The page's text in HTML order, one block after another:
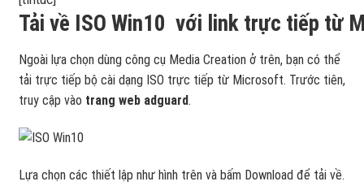
Tải về ISO Win10 với link trực tiếp từ
Ngoài lựa chọn dùng công cụ Media Creation ở trên, bạn có thể
tải trực tiếp bộ cài dạng ISO trực tiếp từ Microsoft. Trước tiên,
truy cập vào trang web adguard.
Lựa chọn các thiết lập như hình trên và bấm Download để tải về.